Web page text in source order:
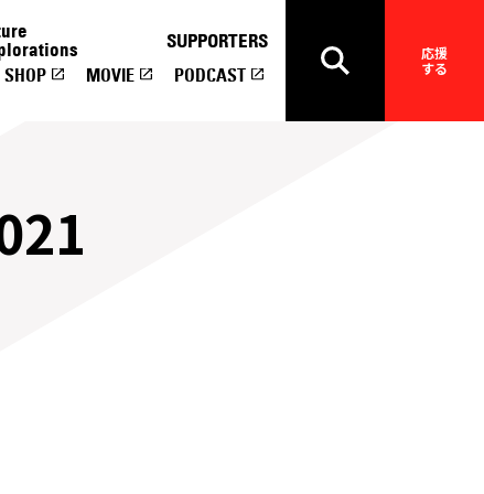
応援
する
SUPPORTERS
SHOP MOVIE PODCAST